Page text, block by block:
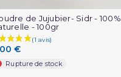
de Jujubier- Sidr - 100%
- 100gr
€
Rupture de stock